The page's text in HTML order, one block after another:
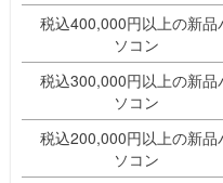
税込400,000円以上の新品
ソコン
税込300,000円以上の新品
ソコン
税込200,000円以上の新品
ソコン